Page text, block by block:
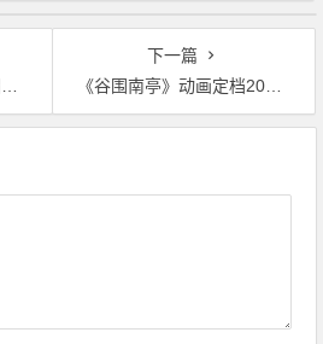
下一篇
《谷围南亭》动画定档2025下半年！热血战斗+中式民俗，二维美术惊艳